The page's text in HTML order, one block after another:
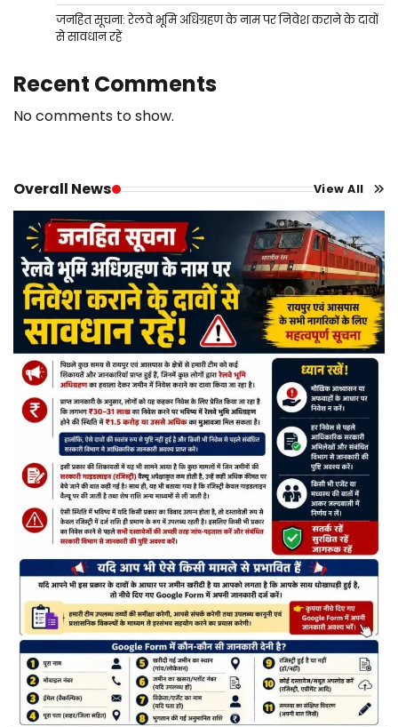
जनहित सूचना: रेलवे भूमि अधिग्रहण के नाम पर निवेश कराने के दावों
से सावधान रहें
Recent Comments
No comments to show.
Overall News View All